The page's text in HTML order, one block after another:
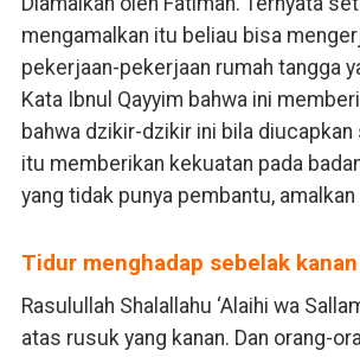
mengamalkan itu beliau bisa
pekerjaan-pekerjaan rumah tangga
Kata Ibnul Qayyim bahwa ini
bahwa dzikir-dzikir ini bila
itu memberikan kekuatan pada
yang tidak punya pembantu,
Tidur menghadap sebelak kanan
Rasulullah Shalallahu ‘Alaihi wa
atas rusuk yang kanan. Dan orang-